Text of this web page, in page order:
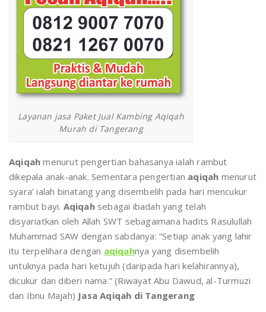
Layanan jasa Paket Jual Kambing Aqiqah
Murah di Tangerang
Aqiqah menurut pengertian bahasanya ialah rambut
dikepala anak-anak. Sementara pengertian aqiqah menurut
syara’ ialah binatang yang disembelih pada hari mencukur
rambut bayi. Aqiqahsebagai ibadah yang telah
disyariatkan oleh Allah SWT sebagaimana hadits Rasulullah
Muhammad SAW dengan sabdanya: “Setiap anak yang lahir
itu terpelihara dengan aqiqahnya yang disembelih
untuknya pada hari ketujuh (daripada hari kelahirannya),
dicukur dan diberi nama.” (Riwayat Abu Dawud, al-Turmuzi
dan Ibnu Majah) Jasa Aqiqah di Tangerang